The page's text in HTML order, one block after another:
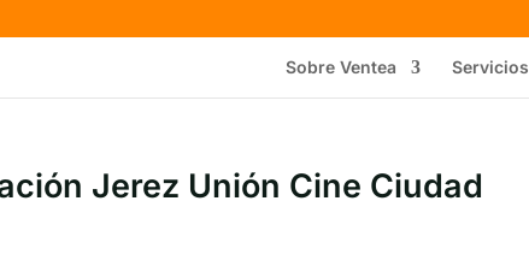
Sobre Ventea Servicios
Jerez Unión Cine Ciudad